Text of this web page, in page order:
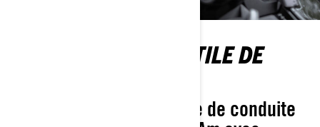
NOUVEL ÉCRAN TACTILE DE
Profitez d’une expérience de conduite